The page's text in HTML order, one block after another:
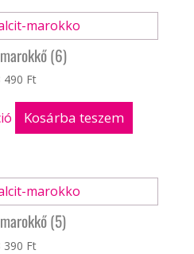
(6)
490 Ft
Kosárba teszem
(5)
390 Ft